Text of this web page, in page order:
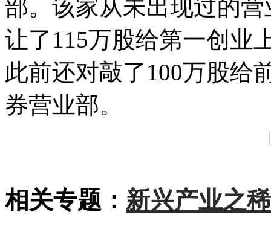
部。该家从未出现过的
让了115万股给第一创业
此前还对敲了100万股给
券营业部。
相关专题： 新兴产业之